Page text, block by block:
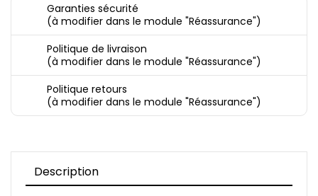
Garanties sécurité
(à modifier dans le module "Réassurance")
Politique de livraison
(à modifier dans le module "Réassurance")
Politique retours
(à modifier dans le module "Réassurance")
Description